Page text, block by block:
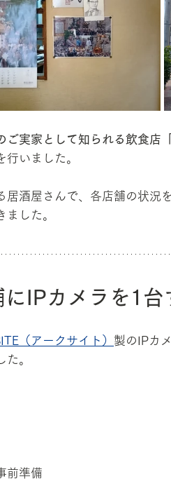
実家として知られる飲食店「
いました。
居酒屋さんで、各店舗の状況
した。
IPカメラを1台
（アークサイト） 製のIPカ
。
前準備